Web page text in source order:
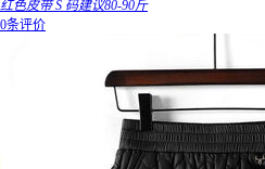
红色皮带 S 码建议80-90斤
0条评价